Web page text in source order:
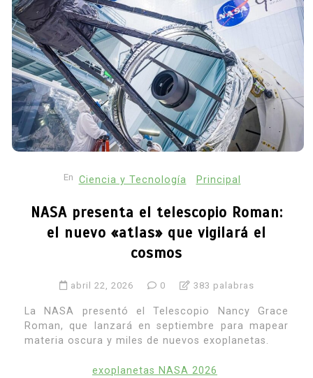
En Ciencia y Tecnología Principal
NASA presenta el telescopio Roman:
el nuevo «atlas» que vigilará el
cosmos
abril 22, 2026 0 383 palabras
La NASA presentó el Telescopio Nancy Grace
Roman, que lanzará en septiembre para mapear
materia oscura y miles de nuevos exoplanetas.
exoplanetas NASA 2026